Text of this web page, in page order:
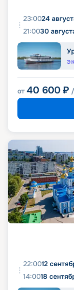
23:0024
21:0030
от 40 600 ₽
22:0012
14:0018